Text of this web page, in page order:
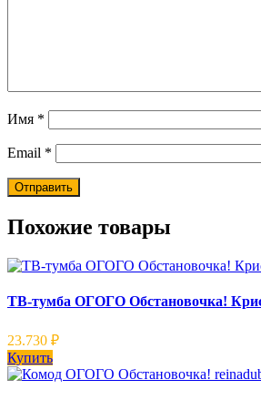
Имя *
Email *
Похожие товары
ТВ-тумба ОГОГО Обстановочка!
23.730 ₽
Купить